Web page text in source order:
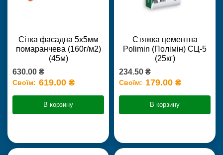
Сітка фасадна 5х5мм
помаранчева (160г/м2)
(45м)
630.00 ₴
Своїм: 619.00 ₴
В корзину
Стяжка цементна
Polimin (Полімін) СЦ-5
(25кг)
234.50 ₴
Своїм: 179.00 ₴
В корзину